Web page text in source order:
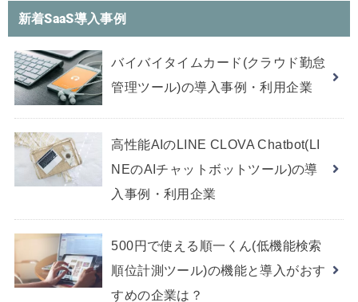
新着SaaS導入事例
バイバイタイムカード(クラウド勤怠
管理ツール)の導入事例・利用企業
高性能AIのLINE CLOVA Chatbot(LI
NEのAIチャットボットツール)の導
入事例・利用企業
500円で使える順一くん(低機能検索
順位計測ツール)の機能と導入がおす
すめの企業は？